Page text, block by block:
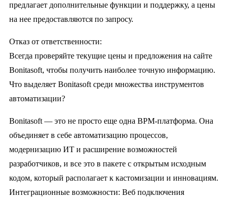
предлагает дополнительные функции и поддержку, а цены
на нее предоставляются по запросу.
Отказ от ответственности:
Всегда проверяйте текущие цены и предложения на сайте
Bonitasoft, чтобы получить наиболее точную информацию.
Что выделяет Bonitasoft среди множества инструментов
автоматизации?
Bonitasoft — это не просто еще одна BPM-платформа. Она
объединяет в себе автоматизацию процессов,
модернизацию ИТ и расширение возможностей
разработчиков, и все это в пакете с открытым исходным
кодом, который располагает к кастомизации и инновациям.
Интеграционные возможности: Веб подключения